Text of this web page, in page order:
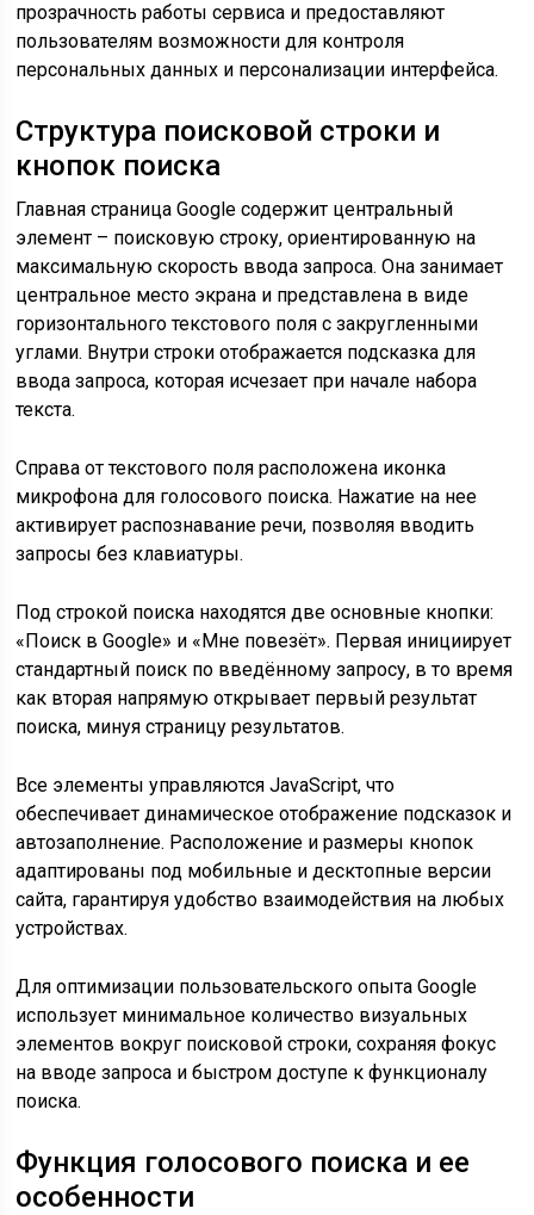
прозрачность работы сервиса и предоставляют
пользователям возможности для контроля
персональных данных и персонализации интерфейса.
Структура поисковой строки и
кнопок поиска
Главная страница Google содержит центральный
элемент – поисковую строку, ориентированную на
максимальную скорость ввода запроса. Она занимает
центральное место экрана и представлена в виде
горизонтального текстового поля с закругленными
углами. Внутри строки отображается подсказка для
ввода запроса, которая исчезает при начале набора
текста.
Справа от текстового поля расположена иконка
микрофона для голосового поиска. Нажатие на нее
активирует распознавание речи, позволяя вводить
запросы без клавиатуры.
Под строкой поиска находятся две основные кнопки:
«Поиск в Google» и «Мне повезёт». Первая инициирует
стандартный поиск по введённому запросу, в то время
как вторая напрямую открывает первый результат
поиска, минуя страницу результатов.
Все элементы управляются JavaScript, что
обеспечивает динамическое отображение подсказок и
автозаполнение. Расположение и размеры кнопок
адаптированы под мобильные и десктопные версии
сайта, гарантируя удобство взаимодействия на любых
устройствах.
Для оптимизации пользовательского опыта Google
использует минимальное количество визуальных
элементов вокруг поисковой строки, сохраняя фокус
на вводе запроса и быстром доступе к функционалу
поиска.
Функция голосового поиска и ее
особенности